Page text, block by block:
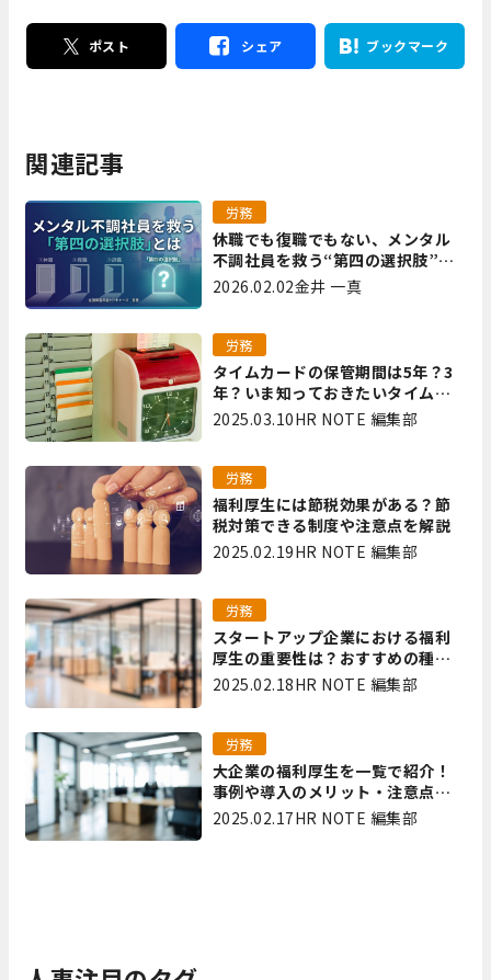
ポスト シェア ブックマーク
関連記事
休職でも復職でもない、メンタル
不調社員を救う“第四の選択肢”と
は｜全国障害年金パートナーズ 宮
労務
2026.02.02金井 一真
タイムカードの保管期間は5年？3
年？いま知っておきたいタイムカ
ード保管方法
労務
2025.03.10HR NOTE 編集部
福利厚生には節税効果がある？節
税対策できる制度や注意点を解説
労務
2025.02.19HR NOTE 編集部
スタートアップ企業における福利
厚生の重要性は？おすすめの種類
やメリット・デメリットを解説
労務
2025.02.18HR NOTE 編集部
大企業の福利厚生を一覧で紹介！
事例や導入のメリット・注意点を
解説
労務
2025.02.17HR NOTE 編集部